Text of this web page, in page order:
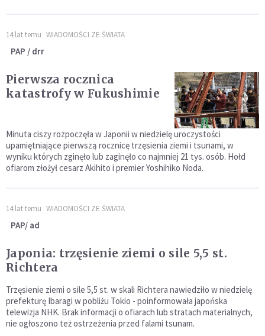
14 lat temu WIADOMOŚCI ZE ŚWIATA
PAP / drr
Pierwsza rocznica
katastrofy w Fukushimie
Minuta ciszy rozpoczęła w Japonii w niedzielę uroczystości
upamiętniające pierwszą rocznicę trzęsienia ziemi i tsunami, w
wyniku których zginęło lub zaginęło co najmniej 21 tys. osób. Hołd
ofiarom złożył cesarz Akihito i premier Yoshihiko Noda.
14 lat temu WIADOMOŚCI ZE ŚWIATA
PAP/ ad
Japonia: trzęsienie ziemi o sile 5,5 st.
Richtera
Trzęsienie ziemi o sile 5,5 st. w skali Richtera nawiedziło w niedzielę
prefekturę Ibaragi w pobliżu Tokio - poinformowała japońska
telewizja NHK. Brak informacji o ofiarach lub stratach materialnych,
nie ogłoszono też ostrzeżenia przed falami tsunam.